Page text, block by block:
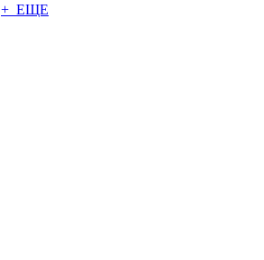
+ ЕЩЕ